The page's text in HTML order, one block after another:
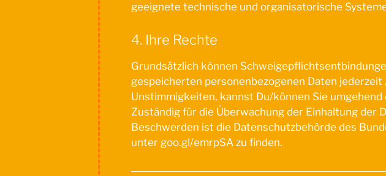
geeignete technische und organisatorische
4. Ihre Rechte
Grundsätzlich können
gespeicherten personenbezogenen Daten
Unstimmigkeiten, kannst Du/können Sie
Zuständig für die Überwachung der Einhaltung der
Beschwerden ist die Datenschutzbehörde des
unter goo.gl/emrpSA zu finden.